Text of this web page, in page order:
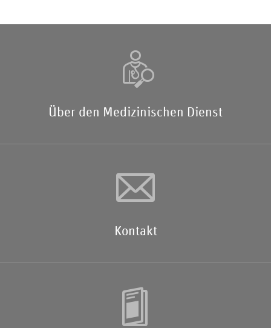
Über den Medizinischen Dienst
Kontakt